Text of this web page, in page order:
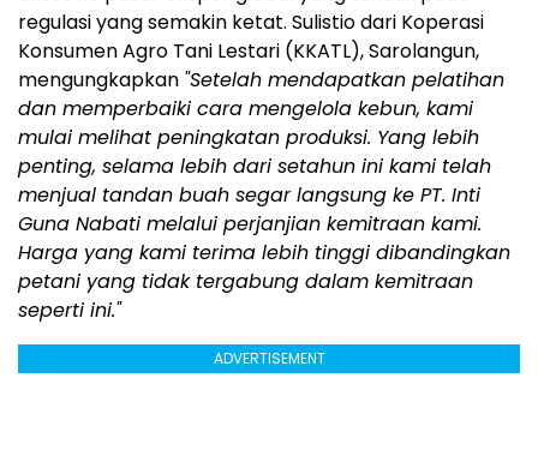
regulasi yang semakin ketat. Sulistio dari Koperasi
Konsumen Agro Tani Lestari (KKATL), Sarolangun,
mengungkapkan "Setelah mendapatkan pelatihan
dan memperbaiki cara mengelola kebun, kami
mulai melihat peningkatan produksi. Yang lebih
penting, selama lebih dari setahun ini kami telah
menjual tandan buah segar langsung ke PT. Inti
Guna Nabati melalui perjanjian kemitraan kami.
Harga yang kami terima lebih tinggi dibandingkan
petani yang tidak tergabung dalam kemitraan
seperti ini."
ADVERTISEMENT